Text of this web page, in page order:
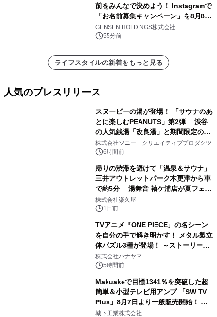
前をみんなで決めよう！ Instagramで
「お名前募集キャンペーン」を8月8日
(土)より開催
GENSEN HOLDINGS株式会社
55分前
ライフスタイルの新着をもっと見る
人気のプレスリリース
スヌーピーの湯が登場！ 「サウナのあ
とに楽しむPEANUTS」第2弾 渋谷
の人気銭湯「改良湯」と期間限定のコ
ラボレーション サウナイキタイコラ
ボグッズも発売決定！
株式会社ソニー・クリエイティブプロダクツ
6時間前
帰りの渋滞を避けて「温泉＆サウナ」
三井アウトレットパーク木更津から車
で約5分 湯舞音 袖ケ浦店が夏フェア
メニューを提供
株式会社楽久屋
1日前
TVアニメ『ONE PIECE』の名シーン
を自分の手で解き明かす！ メタル製立
体パズル3種が登場！ ～ストーリーと
ギミックが融合した 大人の体験型パズ
ルが8月7日(金)12時より先行予約受付
株式会社ハナヤマ
5時間前
Makuakeで目標1341％を突破した超
簡単＆小型テレビ用アンプ 「SW TV
Plus」8月7日より一般販売開始！ ケ
ーブル1本つなぐだけ、テレビの音が
城下工業株式会社